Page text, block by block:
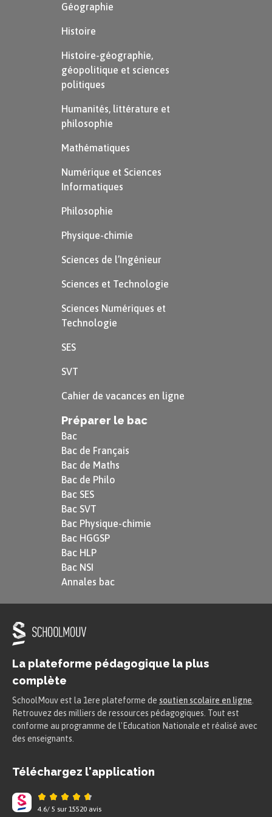
attacher à relier les propriétés à l’échelle
microscopique du gaz parfait à des grandeurs
Relation entre les grandeurs
microscopiques
Considérons une enceinte de volume $V$
contenant une masse $m$ de gaz.
Rappel
À l’échelle macroscopique, la masse
volumique $\rho$ est définie par la
{V}$$
Avec :
$m$ est la masse de gaz en
$\text{kg}$ ;
$V$ le volume occupé en
$\text{m}^3$.
La masse volumique s’exprime donc en
$\text{kg}\cdot \text{m}^{-3}$ dans le
$\text{g}\cdot \text{cm}^{-3}$ ou en
donc être vigilant et convertir les
unités lorsque cela est nécessaire.
Masse volumique $\rho$
Lamasse volumique
grandeur macroscopique liée à la
Géographie
Histoire
Histoire-géographie,
géopolitique et sciences
politiques
Humanités, littérature et
philosophie
Mathématiques
Numérique et Sciences
Informatiques
Philosophie
Physique-chimie
Sciences de l’Ingénieur
Sciences et Technologie
Sciences Numériques et
Technologie
SES
SVT
Cahier de vacances en ligne
Préparer le bac
Bac
Bac de Français
Bac de Maths
Bac de Philo
Bac SES
Bac SVT
Bac Physique-chimie
Bac HGGSP
Bac HLP
Bac NSI
Annales bac
La plateforme pédagogique la plus
complète
SchoolMouv est la 1ere plateforme de soutien scolaire en ligne
Retrouvez des milliers de ressources pédagogiques. Tout est
conforme au programme de l'Education Nationale et réalisé avec
des enseignants.
Téléchargez l'application
4.6/ 5 sur 15520 avis